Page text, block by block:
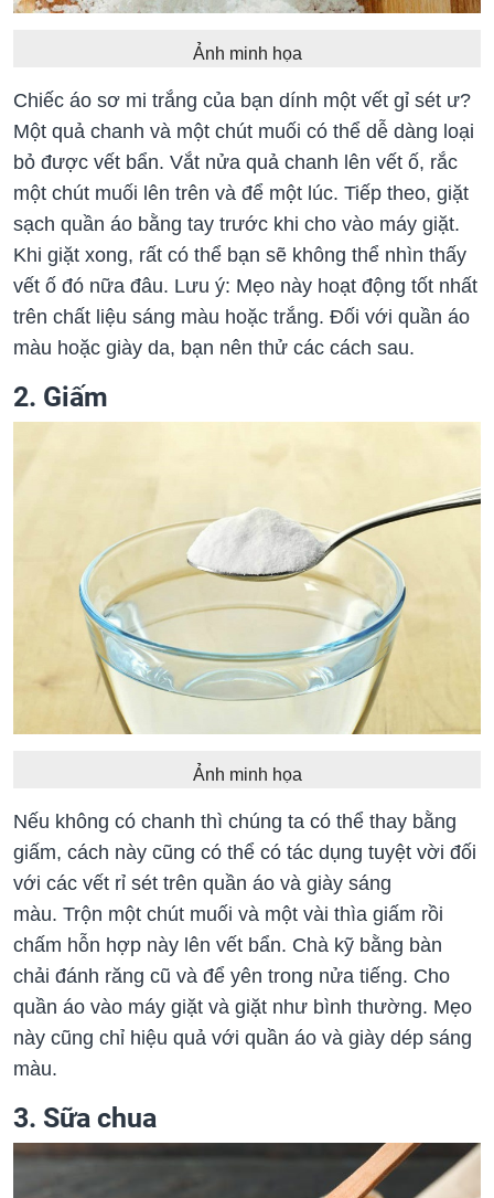
Ảnh minh họa
Chiếc áo sơ mi trắng của bạn dính một vết gỉ sét ư?
Một quả chanh và một chút muối có thể dễ dàng loại
bỏ được vết bẩn. Vắt nửa quả chanh lên vết ố, rắc
một chút muối lên trên và để một lúc. Tiếp theo, giặt
sạch quần áo bằng tay trước khi cho vào máy giặt.
Khi giặt xong, rất có thể bạn sẽ không thể nhìn thấy
vết ố đó nữa đâu. Lưu ý: Mẹo này hoạt động tốt nhất
trên chất liệu sáng màu hoặc trắng. Đối với quần áo
màu hoặc giày da, bạn nên thử các cách sau.
2. Giấm
Ảnh minh họa
Nếu không có chanh thì chúng ta có thể thay bằng
giấm, cách này cũng có thể có tác dụng tuyệt vời đối
với các vết rỉ sét trên quần áo và giày sáng
màu. Trộn một chút muối và một vài thìa giấm rồi
chấm hỗn hợp này lên vết bẩn. Chà kỹ bằng bàn
chải đánh răng cũ và để yên trong nửa tiếng. Cho
quần áo vào máy giặt và giặt như bình thường. Mẹo
này cũng chỉ hiệu quả với quần áo và giày dép sáng
màu.
3. Sữa chua